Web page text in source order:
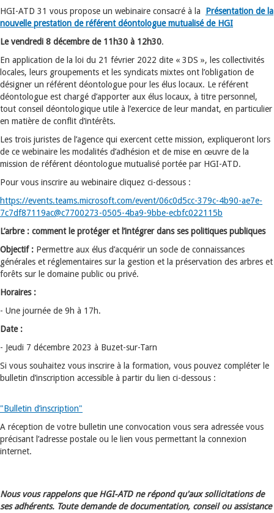
HGI-ATD 31 vous propose un webinaire consacré à la Présentation de la
nouvelle prestation de référent déontologue mutualisé de HGI
Le vendredi 8 décembre de 11h30 à 12h30.
En application de la loi du 21 février 2022 dite « 3DS », les collectivités
locales, leurs groupements et les syndicats mixtes ont l’obligation de
désigner un référent déontologue pour les élus locaux. Le référent
déontologue est chargé d’apporter aux élus locaux, à titre personnel,
tout conseil déontologique utile à l’exercice de leur mandat, en particulier
en matière de conflit d’intérêts.
Les trois juristes de l’agence qui exercent cette mission, expliqueront lors
de ce webinaire les modalités d’adhésion et de mise en œuvre de la
mission de référent déontologue mutualisé portée par HGI-ATD.
Pour vous inscrire au webinaire cliquez ci-dessous :
https://events.teams.microsoft.com/event/06c0d5cc-379c-4b90-ae7e-
7c7df87119ac@c7700273-0505-4ba9-9bbe-ecbfc022115b
L’arbre : comment le protéger et l’intégrer dans ses politiques publiques
Objectif : Permettre aux élus d’acquérir un socle de connaissances
générales et réglementaires sur la gestion et la préservation des arbres et
forêts sur le domaine public ou privé.
Horaires :
- Une journée de 9h à 17h.
Date :
- Jeudi 7 décembre 2023 à Buzet-sur-Tarn
Si vous souhaitez vous inscrire à la formation, vous pouvez compléter le
bulletin d’inscription accessible à partir du lien ci-dessous :
"Bulletin d’inscription"
A réception de votre bulletin une convocation vous sera adressée vous
précisant l’adresse postale ou le lien vous permettant la connexion
internet.
Nous vous rappelons que HGI-ATD ne répond qu'aux sollicitations de
ses adhérents. Toute demande de documentation, conseil ou assistance